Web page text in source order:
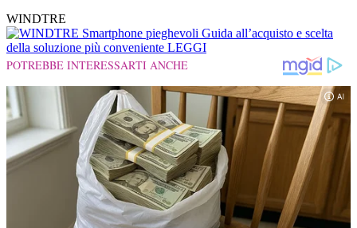
WINDTRE
Smartphone pieghevoli Guida all’acquisto e scelta
della soluzione più conveniente LEGGI